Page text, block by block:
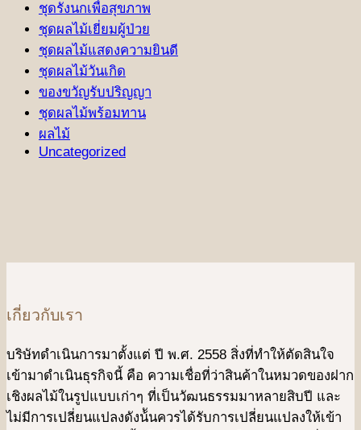
ชุดรังนกเพื่อสุขภาพ
ชุดผลไม้เยี่ยมผู้ป่วย
ชุดผลไม้แสดงความยินดี
ชุดผลไม้วันเกิด
ของขวัญรับปริญญา
ชุดผลไม้พร้อมทาน
ผลไม้
Uncategorized
เกี่ยวกับเรา
บริษัทดําเนินการมาตั้งแต่ ปี พ.ศ. 2558 สิ่งที่ทำให้ตัดสินใจ
เข้ามาดําเนินธุรกิจนี้ คือ ความเชื่อที่ว่าสินค้าในหมวดของฝาก
เชิงผลไม้ในรูปแบบเก่าๆ ที่เป็นวัฒนธรรมมาหลายสิบปี และ
ไม่มีการเปลี่ยนแปลงดังน้ันควรได้รับการเปลี่ยนแปลงให้เข้า